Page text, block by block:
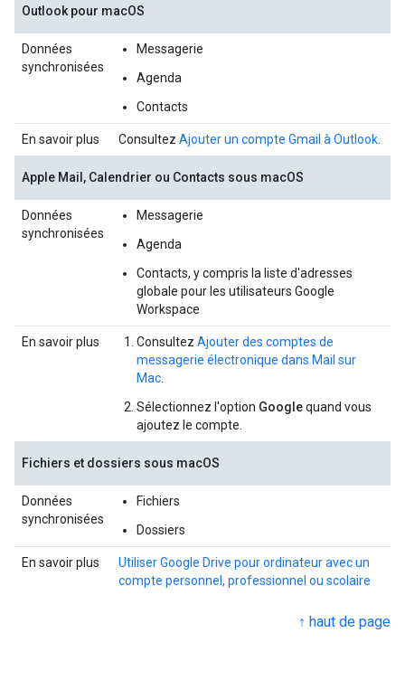
Outlook pour macOS
Données
synchronisées
Messagerie
Agenda
Contacts
En savoir plus Consultez Ajouter un compte Gmail à Outlook
Apple Mail, Calendrier ou Contacts sous macOS
Données
synchronisées
Messagerie
Agenda
Contacts, y compris la liste d'adresses
globale pour les utilisateurs Google
Workspace
En savoir plus Consultez Ajouter des comptes de
messagerie électronique dans Mail sur
Mac
Sélectionnez l'option Googlequand vous
ajoutez le compte.
Fichiers et dossiers sous macOS
Données
synchronisées
Fichiers
Dossiers
En savoir plus
Utiliser Google Drive pour ordinateur avec un
compte personnel, professionnel ou scolaire
↑ haut de page